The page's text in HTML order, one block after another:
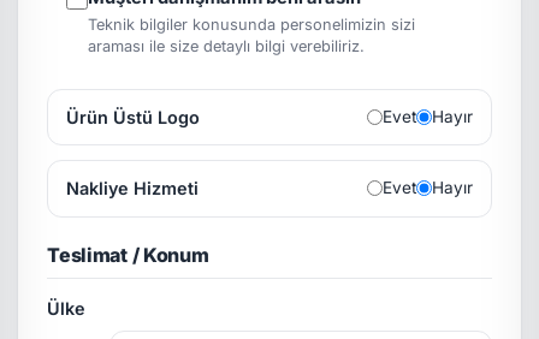
Teknik bilgiler konusunda personelimizin sizi
araması ile size detaylı bilgi verebiliriz.
Ürün Üstü Logo Evet Hayır
Nakliye Hizmeti Evet Hayır
Teslimat / Konum
Ülke